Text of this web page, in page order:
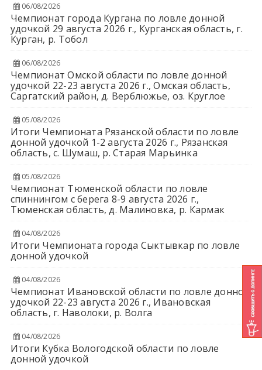
06/08/2026
Чемпионат города Кургана по ловле донной
удочкой 29 августа 2026 г., Курганская область, г.
Курган, р. Тобол
06/08/2026
Чемпионат Омской области по ловле донной
удочкой 22-23 августа 2026 г., Омская область,
Саргатский район, д. Верблюжье, оз. Круглое
05/08/2026
Итоги Чемпионата Рязанской области по ловле
донной удочкой 1-2 августа 2026 г., Рязанская
область, с. Шумаш, р. Старая Марьинка
05/08/2026
Чемпионат Тюменской области по ловле
спиннингом с берега 8-9 августа 2026 г.,
Тюменская область, д. Малиновка, р. Кармак
04/08/2026
Итоги Чемпионата города Сыктывкар по ловле
донной удочкой
04/08/2026
Чемпионат Ивановской области по ловле донной
удочкой 22-23 августа 2026 г., Ивановская
область, г. Наволоки, р. Волга
04/08/2026
Итоги Кубка Вологодской области по ловле
донной удочкой